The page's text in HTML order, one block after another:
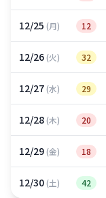
12/25 (月) 12
12/26(火) 32
12/27(水) 29
12/28(木) 20
12/29(金) 18
12/30(土) 42